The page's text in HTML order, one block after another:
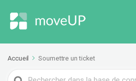
Accueil Soumettre un ticket
Rechercher